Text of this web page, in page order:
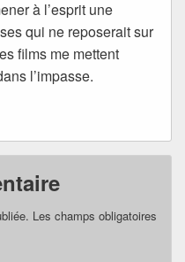
à l’esprit une
qui ne reposerait sur
films me mettent
l’impasse.
Les champs obligatoires